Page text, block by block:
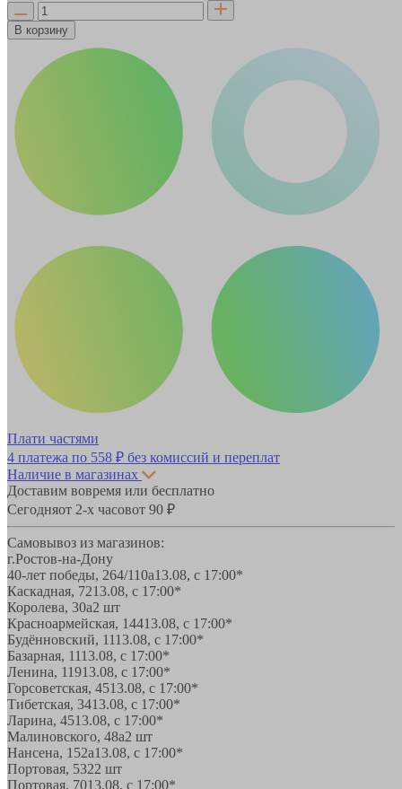
В корзину
Плати частями
4 платежа по 558 ₽ без комиссий и переплат
Наличие в магазинах
Доставим вовремя или бесплатно
Сегодняот 2-х часовот 90 ₽
Самовывоз из магазинов:
г.Ростов-на-Дону
40-лет победы, 264/110а13.08, с 17:00*
Каскадная, 7213.08, с 17:00*
Королева, 30а2 шт
Красноармейская, 14413.08, с 17:00*
Будённовский, 1113.08, с 17:00*
Базарная, 1113.08, с 17:00*
Ленина, 11913.08, с 17:00*
Горсоветская, 4513.08, с 17:00*
Тибетская, 3413.08, с 17:00*
Ларина, 4513.08, с 17:00*
Малиновского, 48а2 шт
Нансена, 152а13.08, с 17:00*
Портовая, 5322 шт
Портовая, 7013.08, с 17:00*